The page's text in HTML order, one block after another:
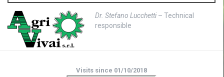
Dr. Stefano Lucchetti – Technical
responsible
Visits since 01/10/2018